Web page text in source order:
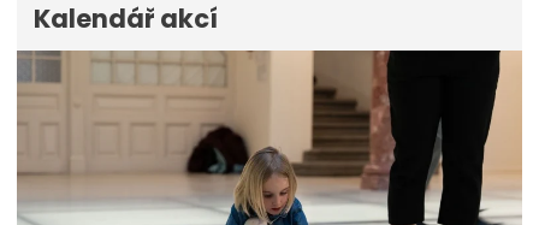
Kalendář akcí